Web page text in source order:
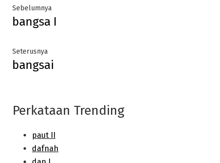
Post
navigation
SebelumnyaPrevious
post:
bangsa I
SeterusnyaNext
post:
bangsai
Perkataan Trending